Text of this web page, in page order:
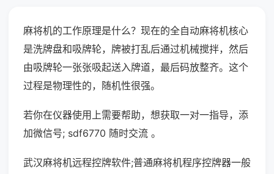
麻将机的工作原理是什么？现在的全自动麻将机核心
是洗牌盘和吸牌轮，牌被打乱后通过机械搅拌，然后
由吸牌轮一张张吸起送入牌道，最后码放整齐。这个
过程是物理性的，随机性很强。
若你在仪器使用上需要帮助，想获取一对一指导，添
加微信号; sdf6770 随时交流 。
武汉麻将机远程控牌软件;普通麻将机程序控牌器一般